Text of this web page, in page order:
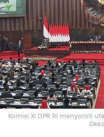
Komisi XI DPR RI menyoroti